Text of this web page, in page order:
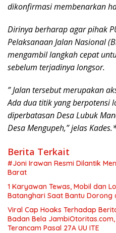
dikonfirmasi membenarkan
Dirinya berharap agar pihak
Pelaksanaan Jalan Nasional
mengambil langkah cepat
sebelum terjadinya longsor.
” Jalan tersebut merupakan
Ada dua titik yang berpotensi
diperbatasan Desa Lubuk
Desa Mengupeh,” jelas
Berita Terkait
#Joni Irawan Resmi Dilantik
Barat
1 Karyawan Tewas, Mobil dan
Batanghari Saat Bantu Dorong
Viral Cap Hoaks Terhadap
Badan Bela
Terancam Pasal 27A UU ITE